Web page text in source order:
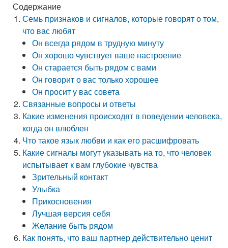
Содержание
Семь признаков и сигналов, которые говорят о том,
что вас любят
Он всегда рядом в трудную минуту
Он хорошо чувствует ваше настроение
Он старается быть рядом с вами
Он говорит о вас только хорошее
Он просит у вас совета
Связанные вопросы и ответы
Какие изменения происходят в поведении человека,
когда он влюблен
Что такое язык любви и как его расшифровать
Какие сигналы могут указывать на то, что человек
испытывает к вам глубокие чувства
Зрительный контакт
Улыбка
Прикосновения
Лучшая версия себя
Желание быть рядом
Как понять, что ваш партнер действительно ценит